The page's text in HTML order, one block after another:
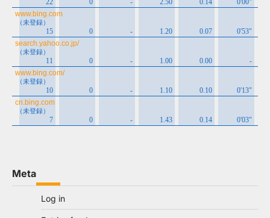
Meta
Log in